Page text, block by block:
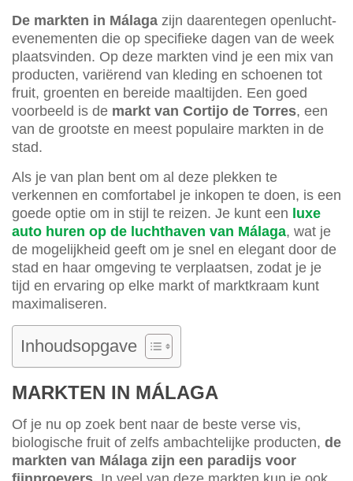
De markten in Málaga zijn daarentegen openlucht-
evenementen die op specifieke dagen van de week
plaatsvinden. Op deze markten vind je een mix van
producten, variërend van kleding en schoenen tot
fruit, groenten en bereide maaltijden. Een goed
voorbeeld is de markt van Cortijo de Torres, een
van de grootste en meest populaire markten in de
stad.
Als je van plan bent om al deze plekken te
verkennen en comfortabel je inkopen te doen, is een
goede optie om in stijl te reizen. Je kunt een luxe
auto huren op de luchthaven van Málaga, wat je
de mogelijkheid geeft om je snel en elegant door de
stad en haar omgeving te verplaatsen, zodat je je
tijd en ervaring op elke markt of marktkraam kunt
maximaliseren.
Inhoudsopgave
MARKTEN IN MÁLAGA
Of je nu op zoek bent naar de beste verse vis,
biologische fruit of zelfs ambachtelijke producten, de
markten van Málaga zijn een paradijs voor